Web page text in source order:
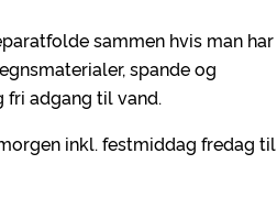
sammen hvis man har
spande og
fri adgang til vand.
inkl. festmiddag fredag til